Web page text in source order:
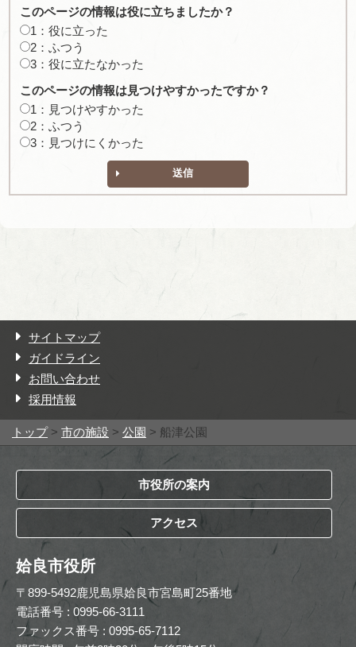
このページの情報は役に立ちましたか？
1：役に立った
2：ふつう
3：役に立たなかった
このページの情報は見つけやすかったですか？
1：見つけやすかった
2：ふつう
3：見つけにくかった
送信
サイトマップ
ガイドライン
お問い合わせ
採用情報
トップ> 市の施設 > 公園 > 船津公園
市役所の案内
アクセス
姶良市役所
〒899-5492鹿児島県姶良市宮島町25番地
電話番号 : 0995-66-3111
ファックス番号 : 0995-65-7112